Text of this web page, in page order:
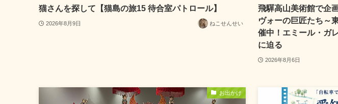
猫さんを探して【猫島の旅15 待合室パトロール】
2026年8月9日 ねこせんせい
飛驒高山美術館で企
ヴォーの巨匠たち～
催中！エミール・ガ
に迫る
2026年8月6日
お出かけ